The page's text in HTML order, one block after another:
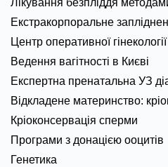
Лікування безпліддя
Екстракорпоральне
Центр оперативної гінекології
Ведення вагітності в Києві
Експертна пренатальна УЗ
Відкладене материнство:
Кріоконсервація сперми
Програми з донацією ооцитів
Генетика